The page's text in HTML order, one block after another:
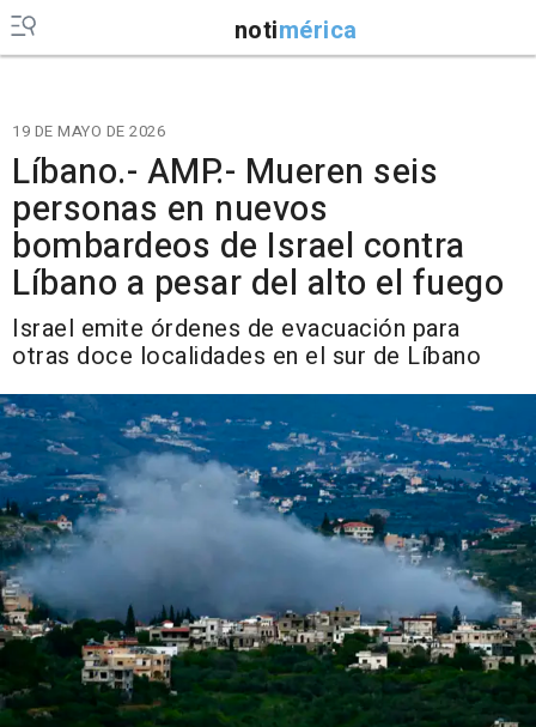
notimérica
19 DE MAYO DE 2026
Líbano.- AMP.- Mueren seis
personas en nuevos
bombardeos de Israel contra
Líbano a pesar del alto el fuego
Israel emite órdenes de evacuación para
otras doce localidades en el sur de Líbano